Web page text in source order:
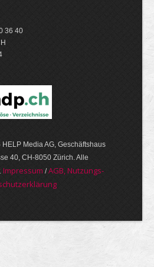
36 40
Media AG, Geschäftshaus
40, CH-8050 Zürich. Alle
Im­pres­sum /AGB, Nut­zungs­